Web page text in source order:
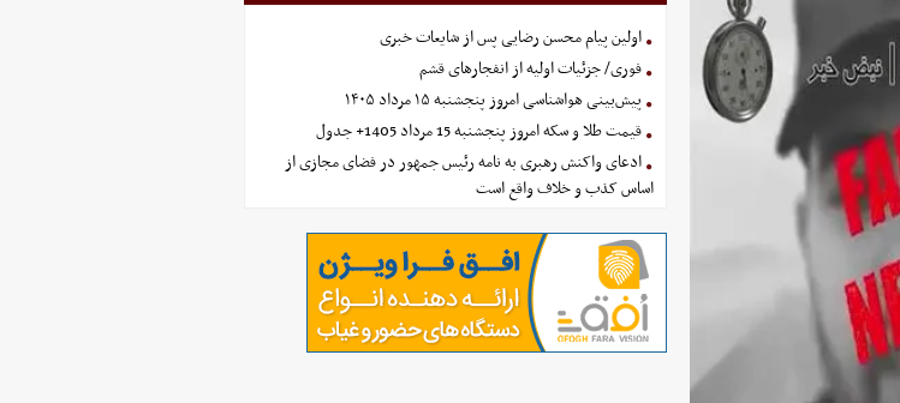
اولین پیام محسن رضایی پس از شایعات خبری
فوری/ جزئیات اولیه از انفجارهای قشم
پیش‌بینی هواشناسی امروز پنجشنبه ۱۵ مرداد ۱۴۰۵
قیمت طلا و سکه امروز پنجشنبه 15 مرداد 1405+ جدول
ادعای واکنش رهبری به نامه رئیس جمهور در فضای مجازی از
اساس کذب و خلاف واقع است